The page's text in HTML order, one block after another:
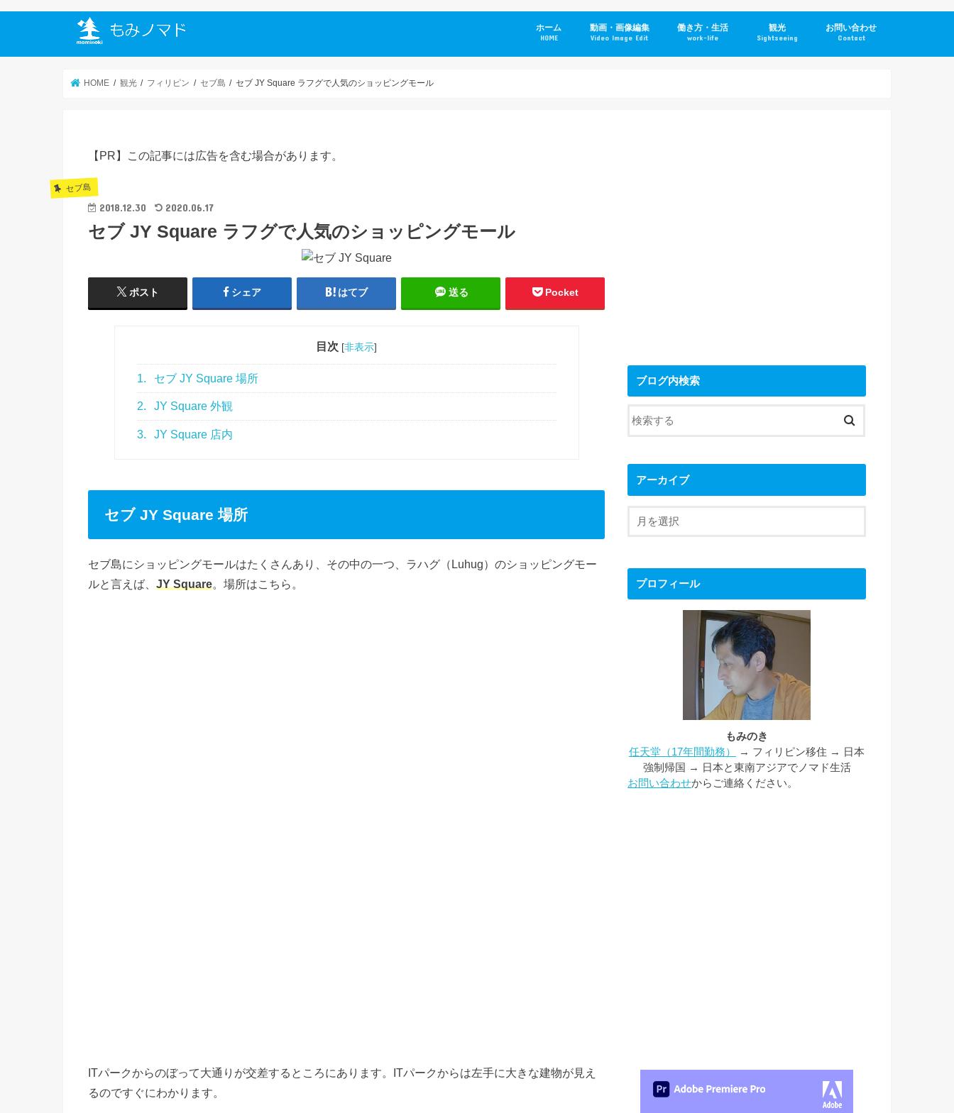
ホーム
HOME
動画・画像編集
Video Image Edit
働き方・生活
work-life
観光
Sightseeing
お問い合わせ
Contact
HOME 観光 フィリピン セブ島 セブ JY Square ラフグで人気のショッピングモール
【PR】この記事には広告を含む場合があります。
セブ島
2018.12.30 2020.06.17
セブ JY Square ラフグで人気のショッピングモール
ポスト シェア はてブ 送る Pocket
目次 [非表示]
1. セブ JY Square 場所
2. JY Square 外観
3. JY Square 店内
セブ JY Square 場所
セブ島にショッピングモールはたくさんあり、その中の一つ、ラハグ（Luhug）のショッピングモー
ルと言えば、 JY Square。場所はこちら。
ITパークからのぼって大通りが交差するところにあります。ITパークからは左手に大きな建物が見え
るのですぐにわかります。
ブログ内検索
アーカイブ
プロフィール
もみのき
任天堂（17年間勤務）
→ フィリピン移住 → 日本
強制帰国 → 日本と東南アジアでノマド生活
お問い合わせからご連絡ください。